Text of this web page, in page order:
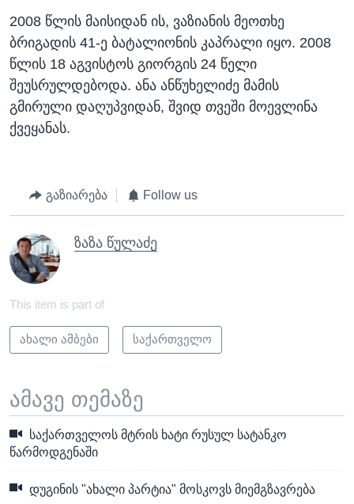
2008 წლის მაისიდან ის, ვაზიანის მეოთხე
ბრიგადის 41-ე ბატალიონის კაპრალი იყო. 2008
წლის 18 აგვისტოს გიორგის 24 წელი
შეუსრულდებოდა. ანა ანწუხელიძე მამის
გმირული დაღუპვიდან, შვიდ თვეში მოევლინა
ქვეყანას.
გაზიარება Follow us
ზაზა წულაძე
This item is part of
ახალი ამბები საქართველო
ამავე თემაზე
საქართველოს მტრის ხატი რუსულ სატანკო
წარმოდგენაში
დუგინის "ახალი პარტია" მოსკოვს მიემგზავრება